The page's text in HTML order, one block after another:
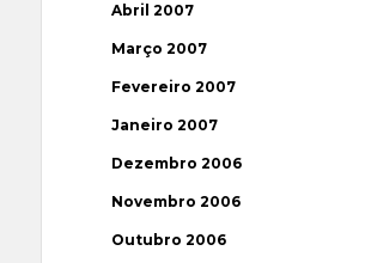
Abril 2007
Março 2007
Fevereiro 2007
Janeiro 2007
Dezembro 2006
Novembro 2006
Outubro 2006